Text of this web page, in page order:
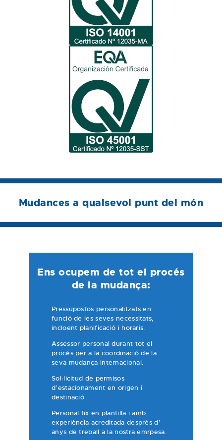
Mudances a qualsevol punt del món
Ens ocupem de tot el procés
de la mudança:
Pressupostos personalitzats en
funció de les seves necessitats,
incloent planificació i horaris.
Assessor personal durant tot el
procés per a la coordinació de la
seva mudança internacional.
Sol·licitud de permisos
d’estacionament en origen i
destinació.
Personal fix en plantilla i amb
experiència acreditada després d’
anys de treball a la nostra emrpesa.